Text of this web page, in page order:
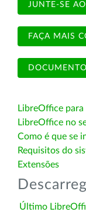
JUNTE-SE
FAÇA MAIS
LibreOffice
LibreOffice no
Como é que se
Requisitos do
Extensões
Último